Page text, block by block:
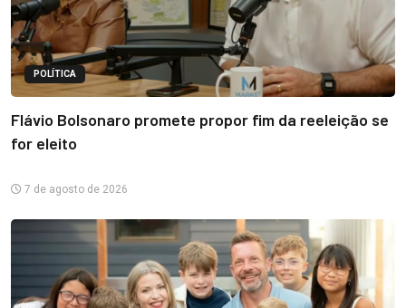
POLÍTICA
Flávio Bolsonaro promete propor fim da reeleição se
for eleito
7 de agosto de 2026